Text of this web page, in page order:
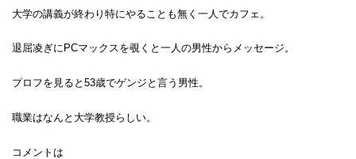
大学の講義が終わり特にやることも無く一人でカフェ。
退屈凌ぎにPCマックスを覗くと一人の男性からメッセージ。
プロフを見ると53歳でゲンジと言う男性。
職業はなんと大学教授らしい。
コメントは